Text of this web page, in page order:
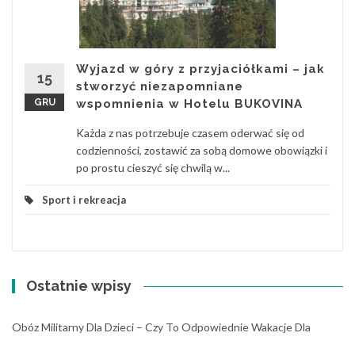
15
GRU
Wyjazd w góry z przyjaciółkami – jak
stworzyć niezapomniane
wspomnienia w Hotelu BUKOVINA
Każda z nas potrzebuje czasem oderwać się od
codzienności, zostawić za sobą domowe obowiązki i
po prostu cieszyć się chwilą w...
Sport i rekreacja
Ostatnie wpisy
Obóz Militarny Dla Dzieci – Czy To Odpowiednie Wakacje Dla